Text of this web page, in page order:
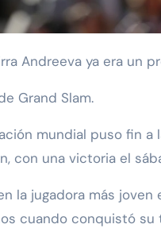
Andreeva ya era un
Grand Slam.
mundial puso fin a
con una victoria el
la jugadora más
cuando conquistó